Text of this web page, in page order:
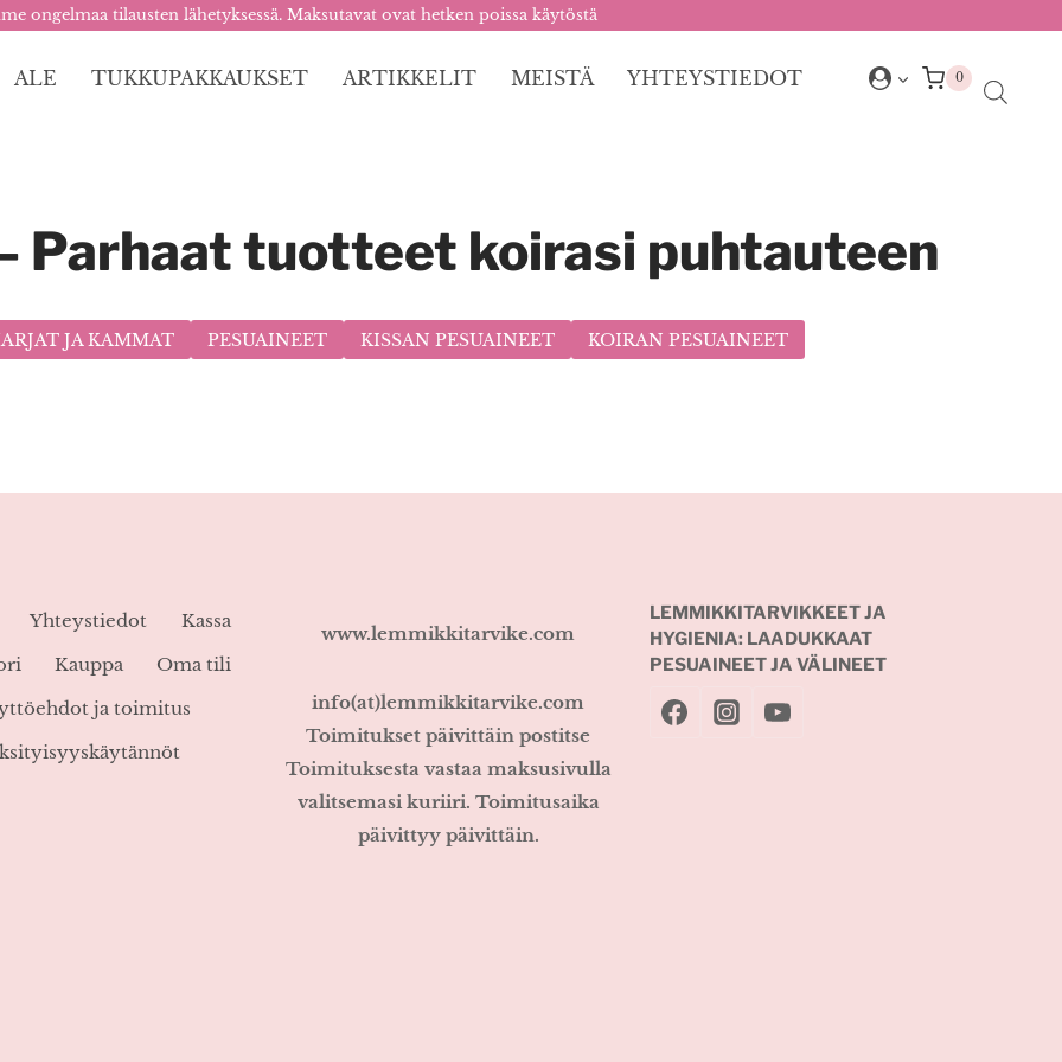
ongelmaa tilausten lähetyksessä. Maksutavat ovat hetken poissa käytöstä
ALE TUKKUPAKKAUKSET ARTIKKELIT MEISTÄ YHTEYSTIEDOT 0
Parhaat tuotteet koirasi puhtauteen
JA KAMMAT PESUAINEET KISSAN PESUAINEET KOIRAN PESUAINEET
Yhteystiedot
Kassa
Kauppa
Oma tili
ja toimitus
www.lemmikkitarvike.com
info(at)lemmikkitarvike.com
Toimitukset päivittäin postitse
Toimituksesta vastaa maksusivulla
valitsemasi kuriiri. Toimitusaika
päivittyy päivittäin.
LEMMIKKITARVIKKEET JA
HYGIENIA: LAADUKKAAT
PESUAINEET JA VÄLINEET